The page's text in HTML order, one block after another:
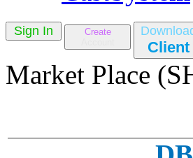
Sign In
Create
Client
Market Place